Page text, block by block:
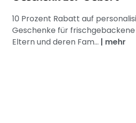
10 Prozent Rabatt auf
Geschenke für frischgebackene
Eltern und deren Fam... | mehr